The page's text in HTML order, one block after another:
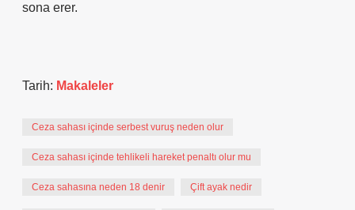
sona erer.
Tarih: Makaleler
Ceza sahası içinde serbest vuruş neden olur
Ceza sahası içinde tehlikeli hareket penaltı olur mu
Ceza sahasına neden 18 denir Çift ayak nedir